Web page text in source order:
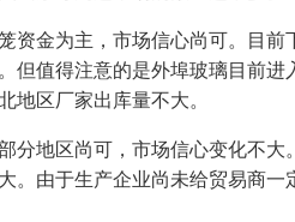
为主，市场信心尚可。目前
值得注意的是外埠玻璃目前
地区厂家出库量不大。
区尚可，市场信心变化不大
由于生产企业尚未给贸易商